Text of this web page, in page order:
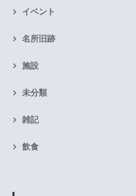
イベント
名所旧跡
施設
未分類
雑記
飲食